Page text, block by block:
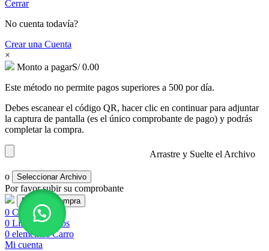
Cerrar
No cuenta todavía?
Crear una Cuenta
×
Monto a pagarS/0.00
Este método no permite pagos superiores a 500 por día.
Debes escanear el código QR, hacer clic en continuar para adjuntar
la captura de pantalla (es el único comprobante de pago) y podrás
completar la compra.
Arrastre y Suelte el Archivo
o Seleccionar Archivo
Por favor subir su comprobante
0 Comparar
0 Lista de deseos
0 elementos Carro
Mi cuenta